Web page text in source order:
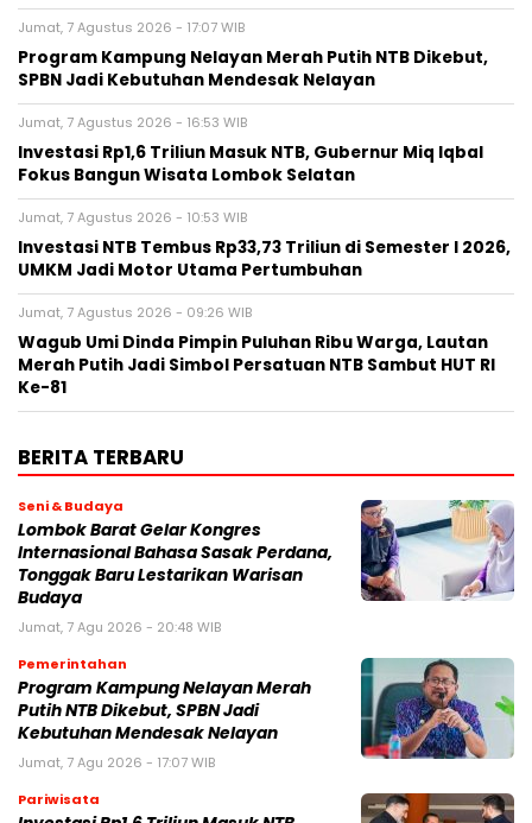
Jumat, 7 Agustus 2026 - 17:07 WIB
Program Kampung Nelayan Merah Putih NTB Dikebut,
SPBN Jadi Kebutuhan Mendesak Nelayan
Jumat, 7 Agustus 2026 - 16:53 WIB
Investasi Rp1,6 Triliun Masuk NTB, Gubernur Miq Iqbal
Fokus Bangun Wisata Lombok Selatan
Jumat, 7 Agustus 2026 - 10:53 WIB
Investasi NTB Tembus Rp33,73 Triliun di Semester I 2026,
UMKM Jadi Motor Utama Pertumbuhan
Jumat, 7 Agustus 2026 - 09:26 WIB
Wagub Umi Dinda Pimpin Puluhan Ribu Warga, Lautan
Merah Putih Jadi Simbol Persatuan NTB Sambut HUT RI
Ke-81
BERITA TERBARU
Seni & Budaya
Lombok Barat Gelar Kongres
Internasional Bahasa Sasak Perdana,
Tonggak Baru Lestarikan Warisan
Budaya
Jumat, 7 Agu 2026 - 20:48 WIB
Pemerintahan
Program Kampung Nelayan Merah
Putih NTB Dikebut, SPBN Jadi
Kebutuhan Mendesak Nelayan
Jumat, 7 Agu 2026 - 17:07 WIB
Pariwisata